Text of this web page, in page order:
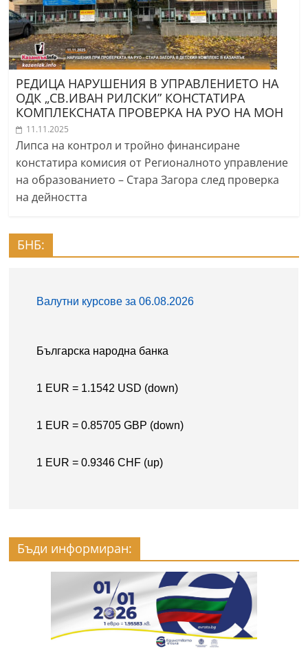
РЕДИЦА НАРУШЕНИЯ В УПРАВЛЕНИЕТО НА
ОДК „СВ.ИВАН РИЛСКИ” КОНСТАТИРА
КОМПЛЕКСНАТА ПРОВЕРКА НА РУО НА МОН
11.11.2025
Липса на контрол и тройно финансиране
констатира комисия от Регионалното управление
на образованието – Стара Загора след проверка
на дейността
БНБ:
Бъди информиран: